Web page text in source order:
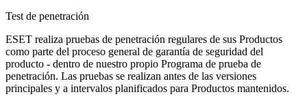
Test de penetración
ESET realiza pruebas de penetración regulares de sus Productos
como parte del proceso general de garantía de seguridad del
producto - dentro de nuestro propio Programa de prueba de
penetración. Las pruebas se realizan antes de las versiones
principales y a intervalos planificados para Productos mantenidos.